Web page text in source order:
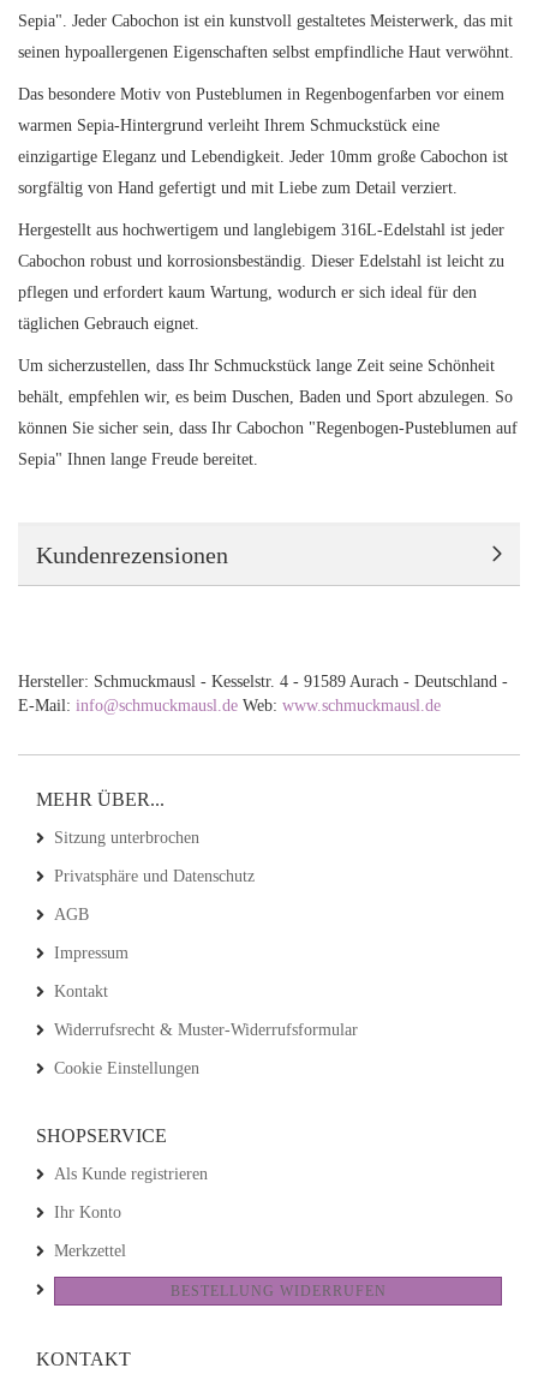
Sepia". Jeder Cabochon ist ein kunstvoll gestaltetes Meisterwerk, das mit
seinen hypoallergenen Eigenschaften selbst empfindliche Haut verwöhnt.
Das besondere Motiv von Pusteblumen in Regenbogenfarben vor einem
warmen Sepia-Hintergrund verleiht Ihrem Schmuckstück eine
einzigartige Eleganz und Lebendigkeit. Jeder 10mm große Cabochon ist
sorgfältig von Hand gefertigt und mit Liebe zum Detail verziert.
Hergestellt aus hochwertigem und langlebigem 316L-Edelstahl ist jeder
Cabochon robust und korrosionsbeständig. Dieser Edelstahl ist leicht zu
pflegen und erfordert kaum Wartung, wodurch er sich ideal für den
täglichen Gebrauch eignet.
Um sicherzustellen, dass Ihr Schmuckstück lange Zeit seine Schönheit
behält, empfehlen wir, es beim Duschen, Baden und Sport abzulegen. So
können Sie sicher sein, dass Ihr Cabochon "Regenbogen-Pusteblumen auf
Sepia" Ihnen lange Freude bereitet.
Kundenrezensionen
Hersteller: Schmuckmausl - Kesselstr. 4 - 91589 Aurach - Deutschland -
E-Mail: info@schmuckmausl.de Web: www.schmuckmausl.de
MEHR ÜBER...
Sitzung unterbrochen
Privatsphäre und Datenschutz
AGB
Impressum
Kontakt
Widerrufsrecht & Muster-Widerrufsformular
Cookie Einstellungen
SHOPSERVICE
Als Kunde registrieren
Ihr Konto
Merkzettel
BESTELLUNG WIDERRUFEN
KONTAKT